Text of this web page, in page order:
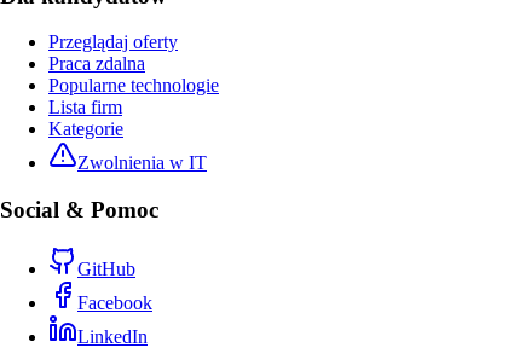
Przeglądaj oferty
Praca zdalna
Popularne technologie
Lista firm
Kategorie
Zwolnienia w IT
Social & Pomoc
GitHub
Facebook
LinkedIn